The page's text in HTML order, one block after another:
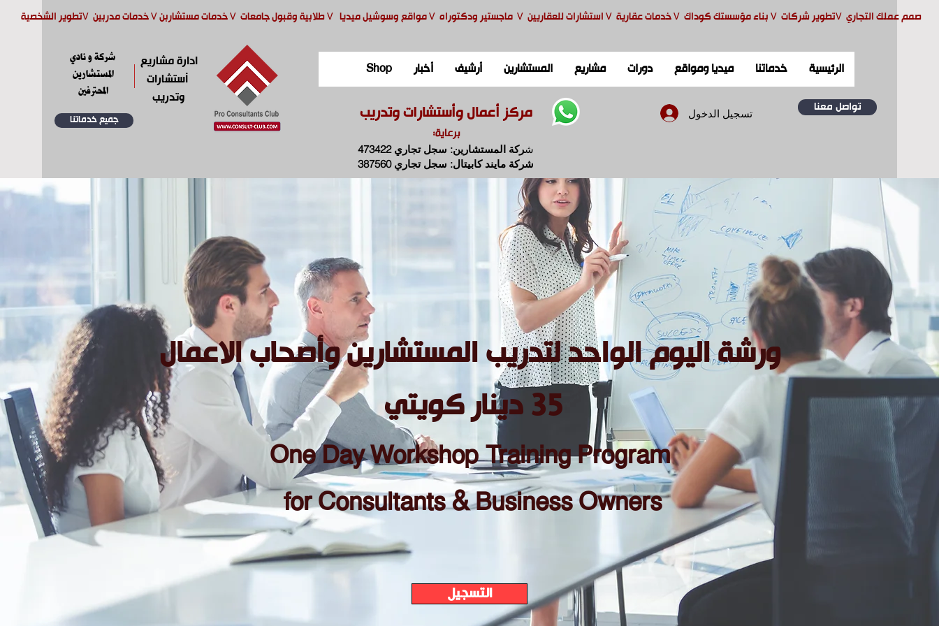
صمم عملك التجاري تطوير شركات بناء مؤسستك كوداك خدمات عقارية استشارات للعقاريين ماجستير ودكتوراه مواقع وسوشيل ميديا طلابية وقبول جامعات خدمات مستشاربن خدمات مدربين تطوير الشخصية
شركة و نادي
المستشارين
المحترفين
ادارة مشاريع
وتدريب
جميع خدماتنا
Shop أخبار أرشيف المستشارين مشاريع دورات ميديا ومواقع خدماتنا الرئيسية
مركز أعمال وأستشارات وتدريب
برعاية:
شركة المستشارين: سجل تجاري 473422
شركة مايند كابيتال: سجل تجاري 387560
تسجيل الدخول تواصل معنا
ورشة اليومالواحد لتدريب المستشارين وأصحاب الاعمال
35 دينار كويتي
One Day Workshop Training Program
for Consultants & Business Owners
التسجيل